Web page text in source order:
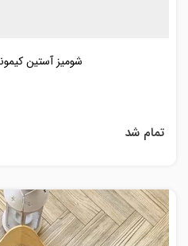
شومیز آستین
تمام شد